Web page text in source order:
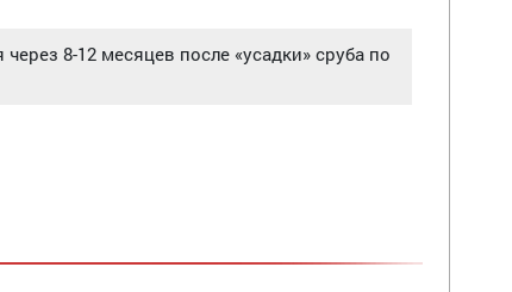
8-12 месяцев после «усадки» сруба по